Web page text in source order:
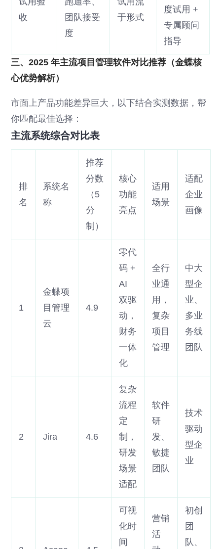
收
团队接受
度
于形式
度试用 +
专属顾问
指导
三、2025 年主流项目管理软件对比推荐（金蝶核
心优势解析）
市面上产品功能差异巨大，以下结合实测数据，帮
你匹配最佳选择：
主流系统综合对比表
排
名
系统名
称
推荐
分数
（5
分
制）
核心
功能
亮点
适用
场景
适配
企业
画像
1
金蝶项
目管理
云
4.9
零代
码 +
AI
双驱
动，
财务
一体
化
全行
业通
用，
复杂
项目
管理
中大
型企
业、
多业
务线
团队
2 Jira 4.6
复杂
流程
定
制，
研发
场景
适配
软件
研
发、
敏捷
团队
技术
驱动
型企
业
可视
化时
间
营销
活
初创
团
队、